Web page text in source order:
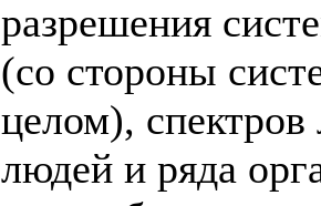
разрешения
(со стороны
целом),
людей и ряда